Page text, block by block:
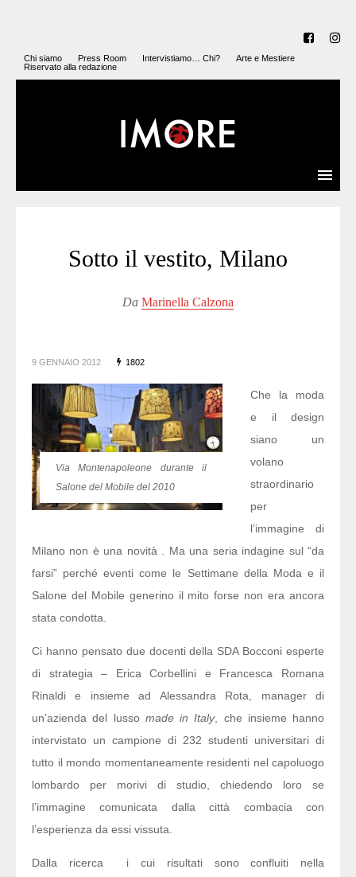
Chi siamo Press Room Intervistiamo… Chi?
Arte e Mestiere
Riservato alla redazione
Sotto il vestito, Milano
Da Marinella Calzona
9 GENNAIO 2012 1802
Via Montenapoleone durante il
Salone del Mobile del 2010
Che la moda
e il design
siano un
volano
straordinario
per
l’immagine di
Milano non è una novità . Ma una seria indagine sul “da
farsi” perché eventi come le Settimane della Moda e il
Salone del Mobile generino il mito forse non era ancora
stata condotta.
Ci hanno pensato due docenti della SDA Bocconi esperte
di strategia – Erica Corbellini e Francesca Romana
Rinaldi e insieme ad Alessandra Rota, manager di
un’azienda del lusso made in Italy, che insieme hanno
intervistato un campione di 232 studenti universitari di
tutto il mondo momentaneamente residenti nel capoluogo
lombardo per morivi di studio, chiedendo loro se
l’immagine comunicata dalla città combacia con
l’esperienza da essi vissuta.
Dalla ricerca i cui risultati sono confluiti nella